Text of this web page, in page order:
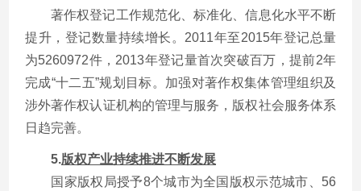
著作权登记工作规范化、标准化、信息化水平不断
提升，登记数量持续增长。2011年至2015年登记总量
为5260972件，2013年登记量首次突破百万，提前2年
完成“十二五”规划目标。加强对著作权集体管理组织及
涉外著作权认证机构的管理与服务，版权社会服务体系
日趋完善。
5.版权产业持续推进不断发展
国家版权局授予8个城市为全国版权示范城市、56